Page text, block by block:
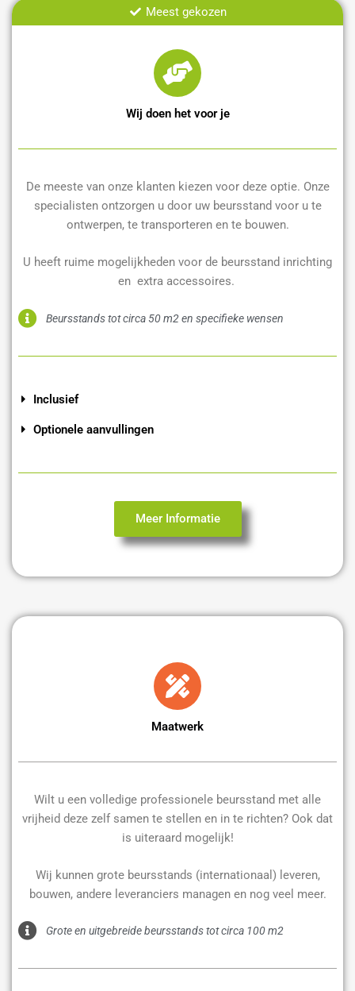
Meest gekozen
Wij doen het voor je
De meeste van onze klanten kiezen voor deze optie. Onze
specialisten ontzorgen u door uw beursstand voor u te
ontwerpen, te transporteren en te bouwen.
U heeft ruime mogelijkheden voor de beursstand inrichting
en extra accessoires.
Beursstands tot circa 50 m2 en specifieke wensen
Inclusief
Optionele aanvullingen
Meer Informatie
Maatwerk
Wilt u een volledige professionele beursstand met alle
vrijheid deze zelf samen te stellen en in te richten? Ook dat
is uiteraard mogelijk!
Wij kunnen grote beursstands (internationaal) leveren,
bouwen, andere leveranciers managen en nog veel meer.
Grote en uitgebreide beursstands tot circa 100 m2